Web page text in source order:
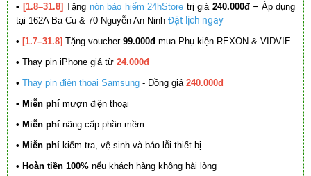
• [1.8–31.8] Tặng nón bảo hiểm 24hStore trị giá 240.000đ – Áp dụng
tại 162A Ba Cu & 70 Nguyễn An Ninh Đặt lịch ngay
• [1.7–31.8] Tặng voucher 99.000đ mua Phụ kiện REXON & VIDVIE
• Thay pin iPhone giá từ 24.000đ
• Thay pin điện thoại Samsung - Đồng giá 240.000đ
• Miễn phí mượn điện thoại
• Miễn phí nâng cấp phần mềm
• Miễn phí kiểm tra, vệ sinh và báo lỗi thiết bị
• Hoàn tiền 100% nếu khách hàng không hài lòng